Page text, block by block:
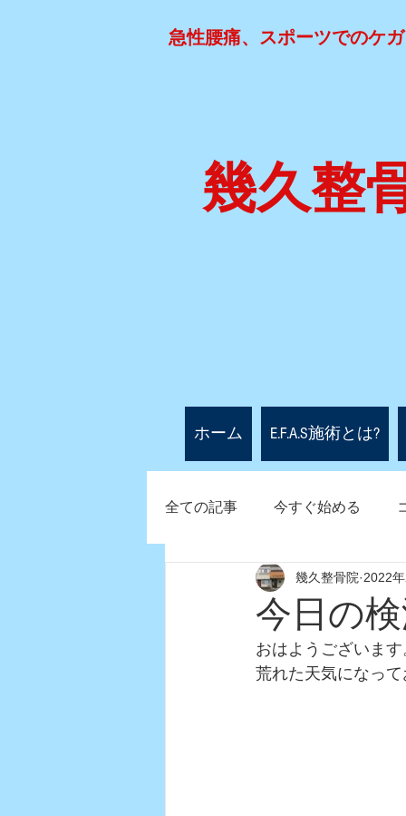
急性腰痛、スポーツでのケ
幾久整
ホーム E.F.A.S施術とは?
全ての記事 今すぐ始める
今日の
幾久整骨院 2022
おはようございま
荒れた天気になっ